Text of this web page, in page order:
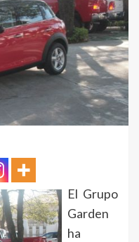
El Grupo
Garden
ha